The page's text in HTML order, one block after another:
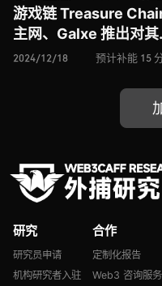
游戏链 Treasure
主网、Galxe 推出对其
Gravity 区块链的全新
EVM、Polyhedra
Network 推出去中心
2024/12/18 预计补能 15
研究
研究员申请
机构研究者入驻
合作
定制化报告
Web3 咨询服务